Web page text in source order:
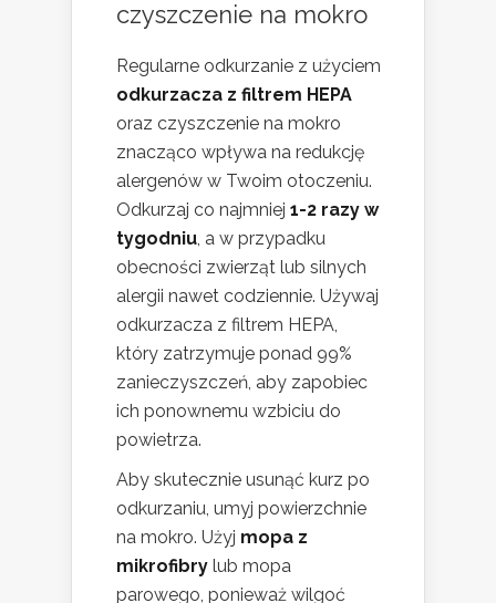
czyszczenie na mokro
Regularne odkurzanie z użyciem
odkurzacza z filtrem HEPA
oraz czyszczenie na mokro
znacząco wpływa na redukcję
alergenów w Twoim otoczeniu.
Odkurzaj co najmniej 1-2 razy w
tygodniu, a w przypadku
obecności zwierząt lub silnych
alergii nawet codziennie. Używaj
odkurzacza z filtrem HEPA,
który zatrzymuje ponad 99%
zanieczyszczeń, aby zapobiec
ich ponownemu wzbiciu do
powietrza.
Aby skutecznie usunąć kurz po
odkurzaniu, umyj powierzchnie
na mokro. Użyj mopa z
mikrofibry lub mopa
parowego, ponieważ wilgoć